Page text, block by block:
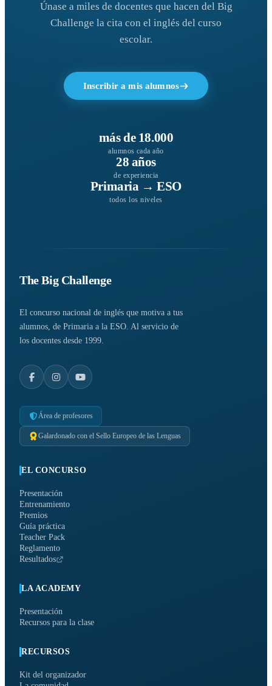
Únase a miles de docentes que hacen del Big
Challenge la cita con el inglés del curso
escolar.
Inscribir a mis alumnos
más de 18.000
alumnos cada año
28 años
de experiencia
Primaria → ESO
todos los niveles
The Big Challenge
El concurso nacional de inglés que motiva a tus
alumnos, de Primaria a la ESO. Al servicio de
los docentes desde 1999.
Área de profesores
Galardonado con el Sello Europeo de las Lenguas
EL CONCURSO
Presentación
Entrenamiento
Premios
Guía práctica
Teacher Pack
Reglamento
Resultados
LA ACADEMY
Presentación
Recursos para la clase
RECURSOS
Kit del organizador